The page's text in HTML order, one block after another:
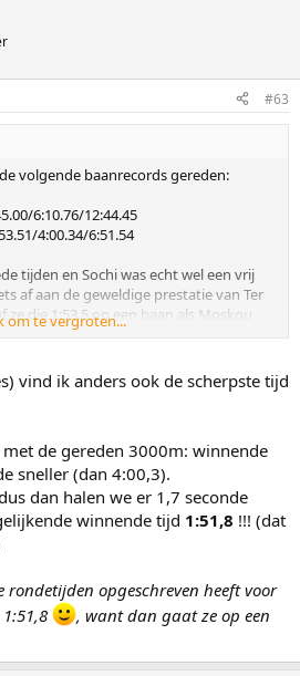
#63
volgende baanrecords gereden:
6:10.76/12:44.45
4:00.34/6:51.54
tijden en Sochi was echt wel een vrij
af aan de geweldige prestatie van Ter
ze die 1:53.5 op een baan als Moskou
om te vergroten...
vind ik anders ook de scherpste tijd
de gereden 3000m: winnende
sneller (dan 4:00,3).
dan halen we er 1,7 seconde
winnende tijd 1:51,8 !!! (dat
opgeschreven heeft voor
, want dan gaat ze op een